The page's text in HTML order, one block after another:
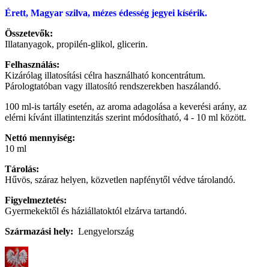
Érett, Magyar szilva, mézes édesség jegyei kísérik.
Összetevők:
Illatanyagok, propilén-glikol, glicerin.
Felhasználás:
Kizárólag illatosítási célra használható koncentrátum.
Párologtatóban vagy illatosító rendszerekben haszálandó.
100 ml-is tartály esetén, az aroma adagolása a keverési arány, az
elérni kívánt illatintenzitás szerint módosítható, 4 - 10 ml között.
Nettó mennyiség:
10 ml
Tárolás:
Hűvös, száraz helyen, közvetlen napfénytől védve tárolandó.
Figyelmeztetés:
Gyermekektől és háziállatoktól elzárva tartandó.
Származási hely: Lengyelország